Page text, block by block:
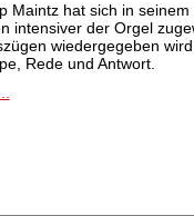
Maintz hat sich in
intensiver der Orgel
wiedergegeben
Rede und Antwort.